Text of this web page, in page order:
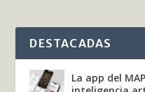
DESTACADAS
La app del